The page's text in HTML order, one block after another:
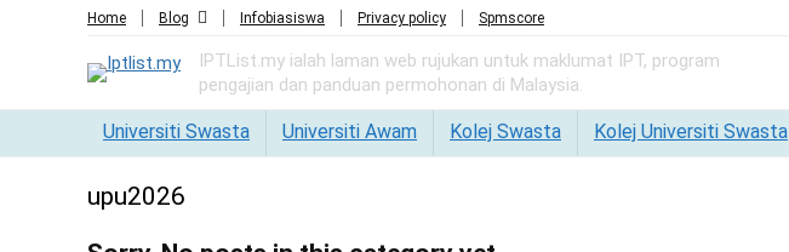
Home Blog Infobiasiswa Privacy policy Spmscore
IPTList.my ialah laman web rujukan untuk maklumat IPT, program
pengajian dan panduan permohonan di Malaysia.
Universiti Swasta Universiti Awam Kolej Swasta Kolej Universiti Swasta
upu2026